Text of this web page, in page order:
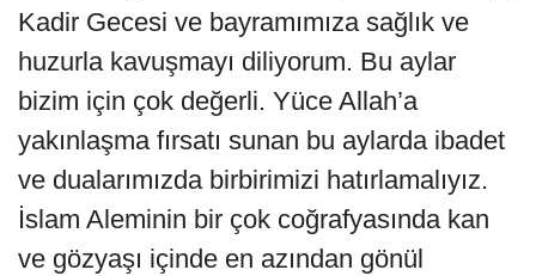
Kadir Gecesi ve bayramımıza sağlık ve
huzurla kavuşmayı diliyorum. Bu aylar
bizim için çok değerli. Yüce Allah’a
yakınlaşma fırsatı sunan bu aylarda ibadet
ve dualarımızda birbirimizi hatırlamalıyız.
İslam Aleminin bir çok coğrafyasında kan
ve gözyaşı içinde en azından gönül